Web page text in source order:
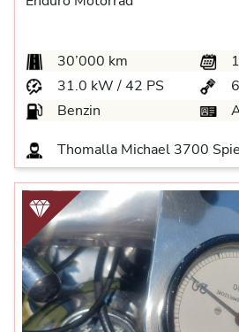
30’000 km
31.0 kW / 42 PS
Benzin
Thomalla Michael 3700